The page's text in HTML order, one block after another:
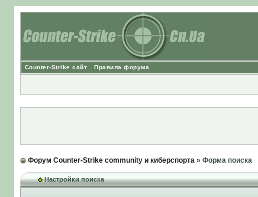
Counter-Strike сайт Правила форума
Форум Counter-Strike community и киберспорта» Форма поиска
Настройки поиска